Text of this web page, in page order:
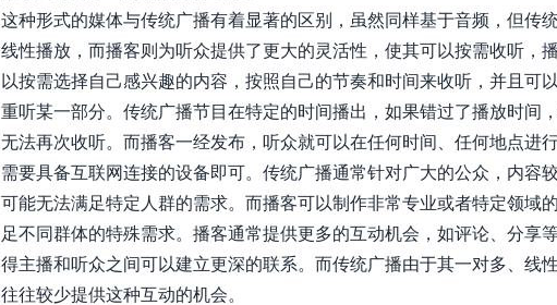
这种形式的媒体与传统广播有着显著的区别，虽然同样基于音频，但传
线性播放，而播客则为听众提供了更大的灵活性，使其可以按需收听，
以按需选择自己感兴趣的内容，按照自己的节奏和时间来收听，并且可
重听某一部分。传统广播节目在特定的时间播出，如果错过了播放时间
无法再次收听。而播客一经发布，听众就可以在任何时间、任何地点进
需要具备互联网连接的设备即可。传统广播通常针对广大的公众，内容较
可能无法满足特定人群的需求。而播客可以制作非常专业或者特定领域
足不同群体的特殊需求。播客通常提供更多的互动机会，如评论、分享
得主播和听众之间可以建立更深的联系。而传统广播由于其一对多、线性
往往较少提供这种互动的机会。